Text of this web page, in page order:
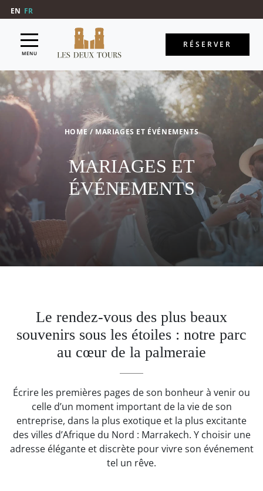
EN FR
MENU
RÉSERVER
HOME/ MARIAGES ET ÉVÉNEMENTS
MARIAGES ET
ÉVÉNEMENTS
Le rendez-vous des plus beaux
souvenirs sous les étoiles : notre parc
au cœur de la palmeraie
Écrire les premières pages de son bonheur à venir ou
celle d’un moment important de la vie de son
entreprise, dans la plus exotique et la plus excitante
des villes d’Afrique du Nord : Marrakech. Y choisir une
adresse élégante et discrète pour vivre son événement
tel un rêve.